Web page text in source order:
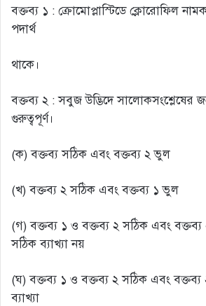
বক্তব্য ১ : ক্রোমোপ্লাস্টিডে ক্লোরোফিল
পদার্থ
থাকে।
বক্তব্য ২ : সবুজ উদ্ভিদে সালোকসংশ্লেষের
গুরুত্বপূর্ণ।
(ক) বক্তব্য সঠিক এবং বক্তব্য ২ ভুল
(খ) বক্তব্য ২ সঠিক এবং বক্তব্য ১ ভুল
(গ) বক্তব্য ১ ও বক্তব্য ২ সঠিক এবং
সঠিক ব্যাখ্যা নয়
(ঘ) বক্তব্য ১ ও বক্তব্য ২ সঠিক এবং
ব্যাখ্যা